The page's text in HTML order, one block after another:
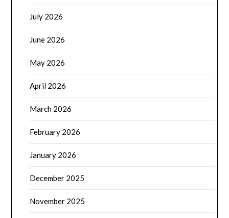
July 2026
June 2026
May 2026
April 2026
March 2026
February 2026
January 2026
December 2025
November 2025